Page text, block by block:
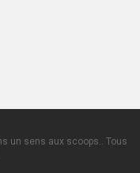
un sens aux scoops.. Tous